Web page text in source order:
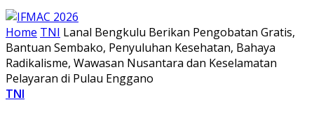
Home TNI Lanal Bengkulu Berikan Pengobatan Gratis,
Bantuan Sembako, Penyuluhan Kesehatan, Bahaya
Radikalisme, Wawasan Nusantara dan Keselamatan
Pelayaran di Pulau Enggano
TNI